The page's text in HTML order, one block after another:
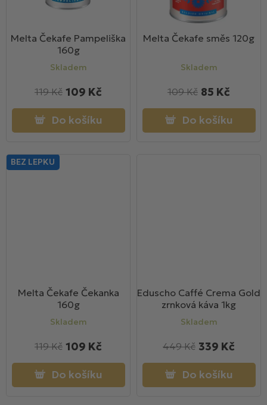
Melta Čekafe Pampeliška
160g
Skladem
109 Kč
119 Kč
Do košíku
Melta Čekafe směs 120g
Skladem
85 Kč
109 Kč
Do košíku
BEZ LEPKU
Melta Čekafe Čekanka
160g
Skladem
109 Kč
119 Kč
Do košíku
Eduscho Caffé Crema Gold
zrnková káva 1kg
Skladem
339 Kč
449 Kč
Do košíku